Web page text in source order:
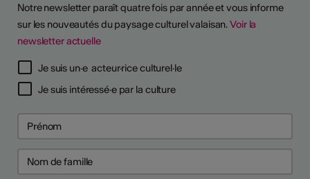
D'ARTISTES
Notre newsletter paraît quatre fois par année et vous informe
sur les nouveautés du paysage culturel valaisan.Voir la
newsletter actuelle
Je suis un·e acteur·rice culturel·le
Je suis intéressé·e par la culture